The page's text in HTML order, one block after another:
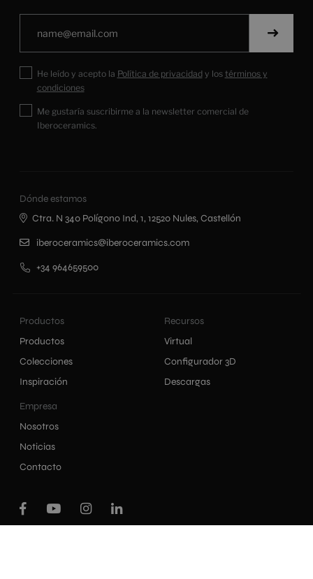
He leído y acepto la Política de privacidady los términos y
condiciones
Me gustaría suscribirme a la newsletter comercial de
Iberoceramics.
Productos
Productos
Colecciones
Inspiración
Recursos
Virtual
Configurador 3D
Descargas
Empresa
Nosotros
Noticias
Contacto
Dónde estamos
Ctra. N 340 Polígono Ind, 1, 12520 Nules, Castellón
iberoceramics@iberoceramics.com
+34 964659500